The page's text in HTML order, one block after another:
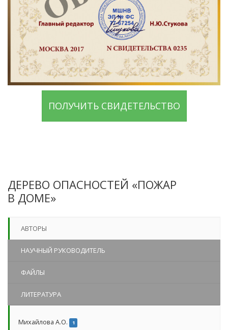
ПОЛУЧИТЬ СВИДЕТЕЛЬСТВО
ДЕРЕВО ОПАСНОСТЕЙ «ПОЖАР
В ДОМЕ»
АВТОРЫ
НАУЧНЫЙ РУКОВОДИТЕЛЬ
ФАЙЛЫ
ЛИТЕРАТУРА
Михайлова А.О. 1